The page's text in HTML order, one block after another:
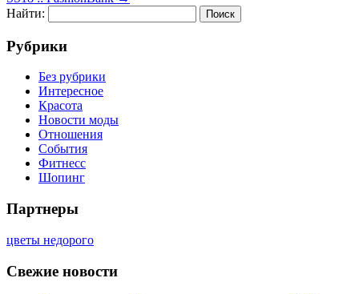
Найти:
Рубрики
Без рубрики
Интересное
Красота
Новости моды
Отношения
События
Фитнесс
Шопинг
Партнеры
цветы недорого
Свежие новости